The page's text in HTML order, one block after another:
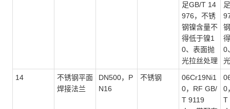
足GB/T 14
976，不锈
钢镍含量不
得低于镍1
0、表面抛
光拉丝处理
0
14
不锈钢平面
焊接法兰
DN500，P
N16
不锈钢
06Cr19Ni1
0，RF GB/
T 9119
0
T